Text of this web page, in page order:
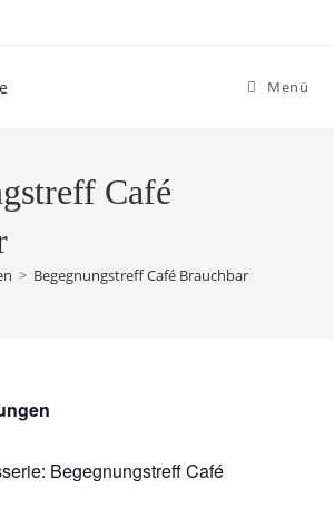
Menü
Café
> Begegnungstreff Café Brauchbar
Begegnungstreff Café